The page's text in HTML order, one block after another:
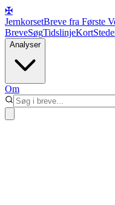
✠
JernkorsetBreve fra Første
BreveSøgTidslinjeKort
Analyser
Om